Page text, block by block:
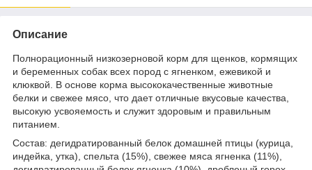
Описание
Полнорационный низкозерновой корм для щенков, кормящих
и беременных собак всех пород с ягненком, ежевикой и
клюквой. В основе корма высококачественные животные
белки и свежее мясо, что дает отличные вкусовые качества,
высокую усвояемость и служит здоровым и правильным
питанием.
Состав: дегидратированный белок домашней птицы (курица,
индейка, утка), спельта (15%), свежее мяса ягненка (11%),